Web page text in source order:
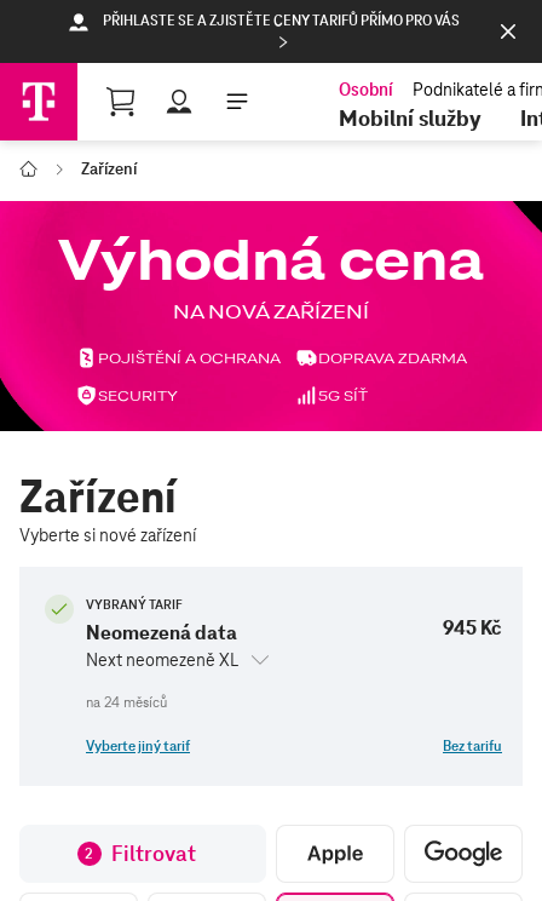
PŘIHLASTE SE A ZJISTĚTE CENY TARIFŮ PŘÍMO PRO VÁS
Nákupní košík
Mobilní služby
T-Mobile Zařízení
Zařízení
Vyberte si nové zařízení
VYBRANÝ TARIF
Neomezená data
Next neomezeně XL
945 Kč
Vyberte jiný tarif Bez tarifu
2 Filtrovat